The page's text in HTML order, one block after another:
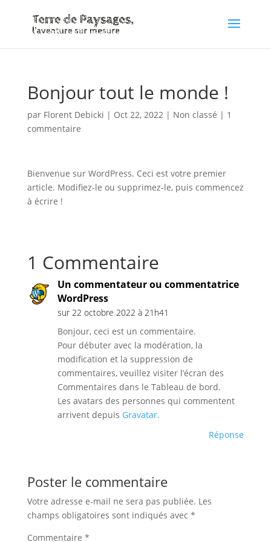
Bonjour tout le monde !
par Florent Debicki | Oct 22, 2022| Non classé | 1
commentaire
Bienvenue sur WordPress. Ceci est votre premier
article. Modifiez-le ou supprimez-le, puis commencez
à écrire !
1 Commentaire
Un commentateur ou commentatrice
WordPress
sur 22 octobre 2022 à 21h41
Bonjour, ceci est un commentaire.
Pour débuter avec la modération, la
modification et la suppression de
commentaires, veuillez visiter l’écran des
Commentaires dans le Tableau de bord.
Les avatars des personnes qui commentent
arrivent depuis Gravatar.
Réponse
Poster le commentaire
Votre adresse e-mail ne sera pas publiée. Les
champs obligatoires sont indiqués avec *
Commentaire *